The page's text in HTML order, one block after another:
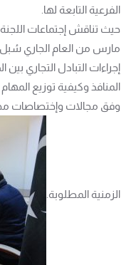
الفرعية التابعة لها.
مارس من العام الجاري
إجراءات التبادل التجاري
المنافذ وكيفية توزيع
وفق مجالات وإختصاصات
الزمنية المطلوبة.